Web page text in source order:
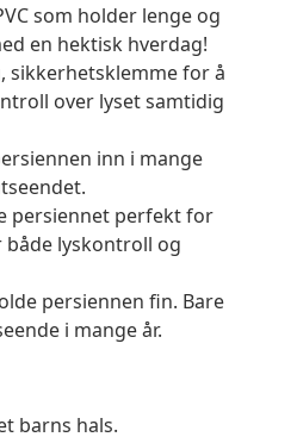
som holder lenge og
en hektisk hverdag!
sikkerhetsklemme for å
over lyset samtidig
inn i mange
persiennet perfekt for
lyskontroll og
persiennen fin. Bare
i mange år.
barns hals.